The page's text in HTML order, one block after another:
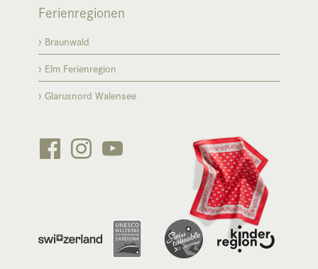
Ferienregionen
Braunwald
Elm Ferienregion
Glarusnord Walensee

 